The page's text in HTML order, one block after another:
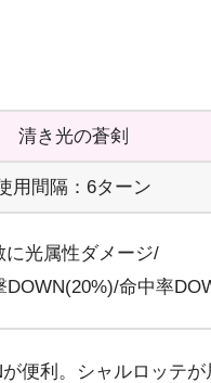
清き光の蒼剣
用間隔：6ターン
に光属性ダメージ/
DOWN(20%)/命中率
便利。シャルロッテ